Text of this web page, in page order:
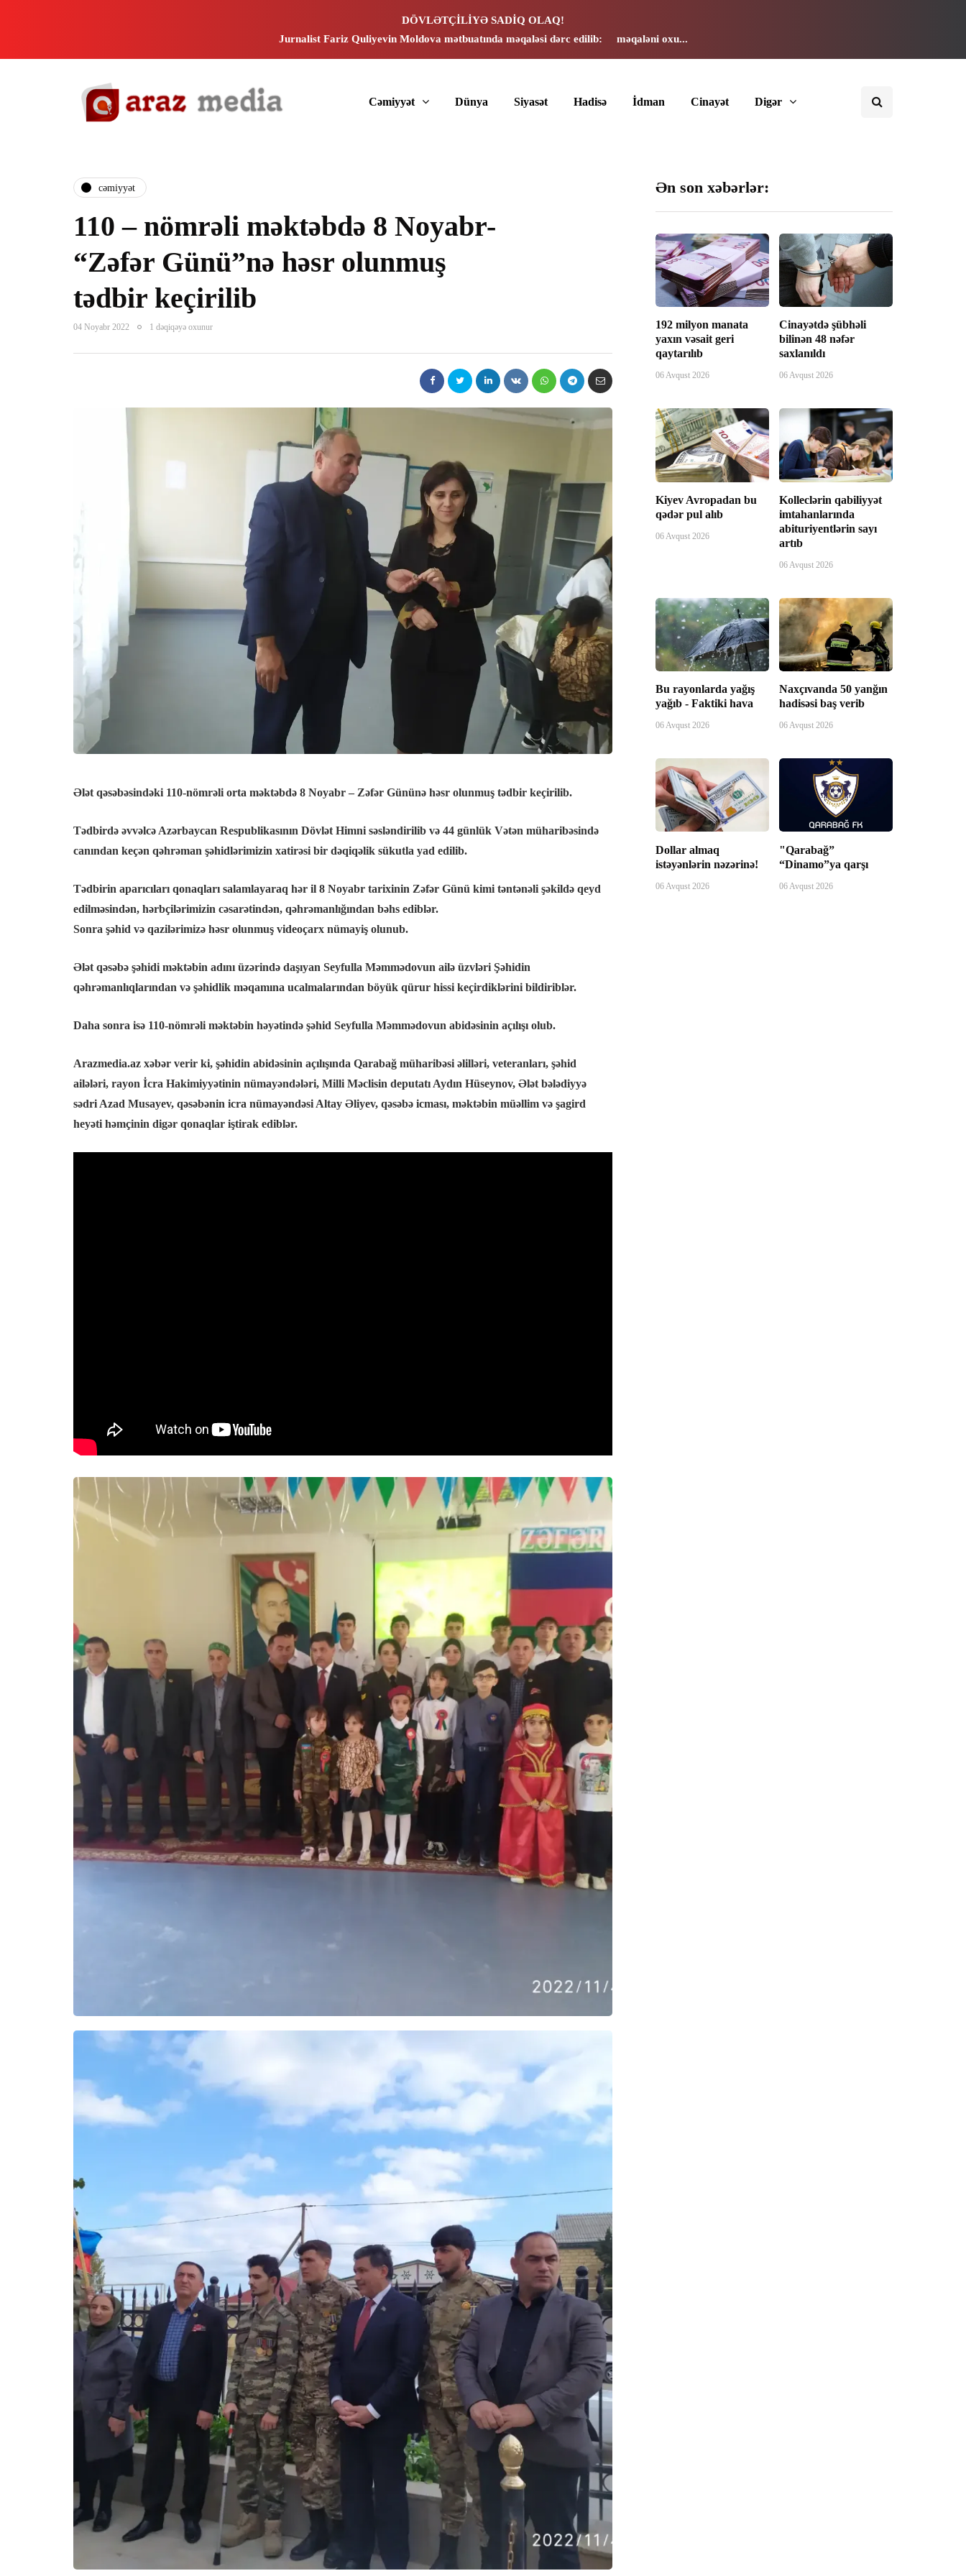
DÖVLƏTÇİLİYƏ SADİQ OLAQ!
Jurnalist Fariz Quliyevin Moldova mətbuatında məqaləsi dərc edilib:
məqaləni oxu...
Cəmiyyət Dünya Siyasət Hadisə İdman Cinayət Digər
cəmiyyət
110 – nömrəli məktəbdə 8 Noyabr-
“Zəfər Günü”nə həsr olunmuş
tədbir keçirilib
04 Noyabr 2022 1 dəqiqəyə oxunur
Ələt qəsəbəsindəki 110-nömrəli orta məktəbdə 8 Noyabr – Zəfər Gününə həsr olunmuş tədbir keçirilib.
Tədbirdə əvvəlcə Azərbaycan Respublikasının Dövlət Himni səsləndirilib və 44 günlük Vətən müharibəsində
canından keçən qəhrəman şəhidlərimizin xatirəsi bir dəqiqəlik sükutla yad edilib.
Tədbirin aparıcıları qonaqları salamlayaraq hər il 8 Noyabr tarixinin Zəfər Günü kimi təntənəli şəkildə qeyd
edilməsindən, hərbçilərimizin cəsarətindən, qəhrəmanlığından bəhs ediblər.
Sonra şəhid və qazilərimizə həsr olunmuş videoçarx nümayiş olunub.
Ələt qəsəbə şəhidi məktəbin adını üzərində daşıyan Seyfulla Məmmədovun ailə üzvləri Şəhidin
qəhrəmanlıqlarından və şəhidlik məqamına ucalmalarından böyük qürur hissi keçirdiklərini bildiriblər.
Daha sonra isə 110-nömrəli məktəbin həyətində şəhid Seyfulla Məmmədovun abidəsinin açılışı olub.
Arazmedia.az xəbər verir ki, şəhidin abidəsinin açılışında Qarabağ müharibəsi əlilləri, veteranları, şəhid
ailələri, rayon İcra Hakimiyyətinin nümayəndələri, Milli Məclisin deputatı Aydın Hüseynov, Ələt bələdiyyə
sədri Azad Musayev, qəsəbənin icra nümayəndəsi Altay Əliyev, qəsəbə icması, məktəbin müəllim və şagird
heyəti həmçinin digər qonaqlar iştirak ediblər.
Ən son xəbərlər:
192 milyon manata
yaxın vəsait geri
qaytarılıb
06 Avqust 2026
Cinayətdə şübhəli
bilinən 48 nəfər
saxlanıldı
06 Avqust 2026
Kiyev Avropadan bu
qədər pul alıb
06 Avqust 2026
Kolleclərin qabiliyyət
imtahanlarında
abituriyentlərin sayı
artıb
06 Avqust 2026
Bu rayonlarda yağış
yağıb - Faktiki hava
06 Avqust 2026
Naxçıvanda 50 yanğın
hadisəsi baş verib
06 Avqust 2026
Dollar almaq
istəyənlərin nəzərinə!
06 Avqust 2026
"Qarabağ”
“Dinamo”ya qarşı
06 Avqust 2026